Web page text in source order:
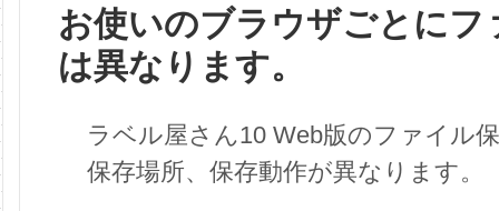
お使いのブラウザごとにフ
は異なります。
ラベル屋さん10 Web版のファイル
保存場所、保存動作が異なります。